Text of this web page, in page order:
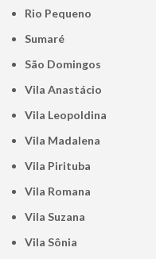
Rio Pequeno
Sumaré
São Domingos
Vila Anastácio
Vila Leopoldina
Vila Madalena
Vila Pirituba
Vila Romana
Vila Suzana
Vila Sônia